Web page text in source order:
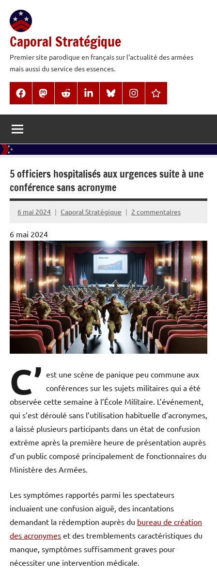
contenu
Caporal Stratégique
Premier site parodique en français sur l'actualité des armées
mais aussi du service des essences.
FacebookMastodonReddit LinkedInBlueSkyInstagramThreads
5 officiers hospitalisés aux urgences suite à une
conférence sans acronyme
6 mai 2024 Caporal Stratégique 2 commentaires
6 mai 2024
C’ est une scène de panique peu commune aux
conférences sur les sujets militaires qui a été
observée cette semaine à l’École Militaire. L’événement,
qui s’est déroulé sans l’utilisation habituelle d’acronymes,
a laissé plusieurs participants dans un état de confusion
extrême après la première heure de présentation auprès
d’un public composé principalement de fonctionnaires du
Ministère des Armées.
Les symptômes rapportés parmi les spectateurs
incluaient une confusion aiguë, des incantations
demandant la rédemption auprès du bureau de création
des acronymes et des tremblements caractéristiques du
manque, symptômes suffisamment graves pour
nécessiter une intervention médicale.